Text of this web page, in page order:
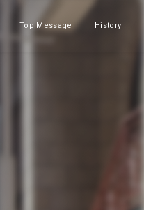
Top Message
メッセージ History
沿革